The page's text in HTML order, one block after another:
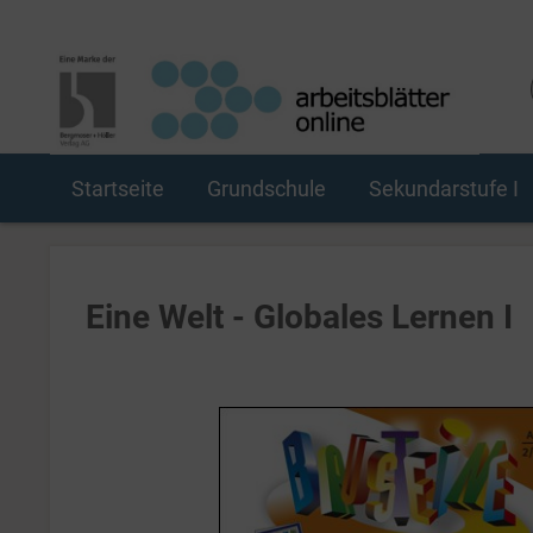
Startseite Grundschule Sekundarstufe I
Eine Welt - Globales Lernen I